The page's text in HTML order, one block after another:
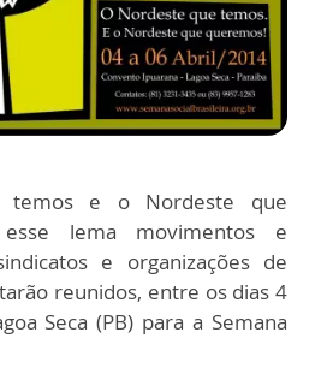
temos e o Nordeste que
esse lema movimentos e
e organizações de
reunidos, entre os dias 4
Seca (PB) para a Semana